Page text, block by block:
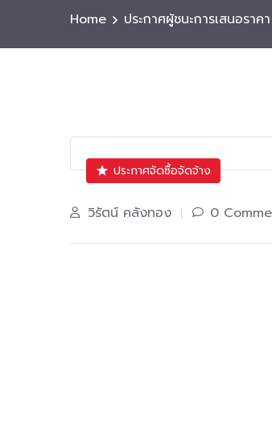
Home ประกาศผู้ชนะการเสนอร
ประกาศจัดซื้อจัดจ้าง
วิรัตน์ คลังทอง 0